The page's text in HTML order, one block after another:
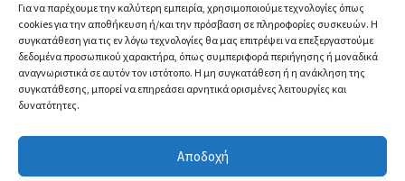
Για να παρέχουμε την καλύτερη εμπειρία, χρησιμοποιούμε τεχνολογίες όπως
cookies για την αποθήκευση ή/και την πρόσβαση σε πληροφορίες συσκευών. Η
συγκατάθεση για τις εν λόγω τεχνολογίες θα μας επιτρέψει να επεξεργαστούμε
δεδομένα προσωπικού χαρακτήρα, όπως συμπεριφορά περιήγησης ή μοναδικά
αναγνωριστικά σε αυτόν τον ιστότοπο. Η μη συγκατάθεση ή η ανάκληση της
συγκατάθεσης, μπορεί να επηρεάσει αρνητικά ορισμένες λειτουργίες και
δυνατότητες.
Αποδοχή
ΕΚΘΕΣΗ ΟΡΕΣΤΙΑΔΑ:
Τρίτη, Πέμπτη, Παρασκευή:08:30 – 14:00 & 18:00 – 21:00